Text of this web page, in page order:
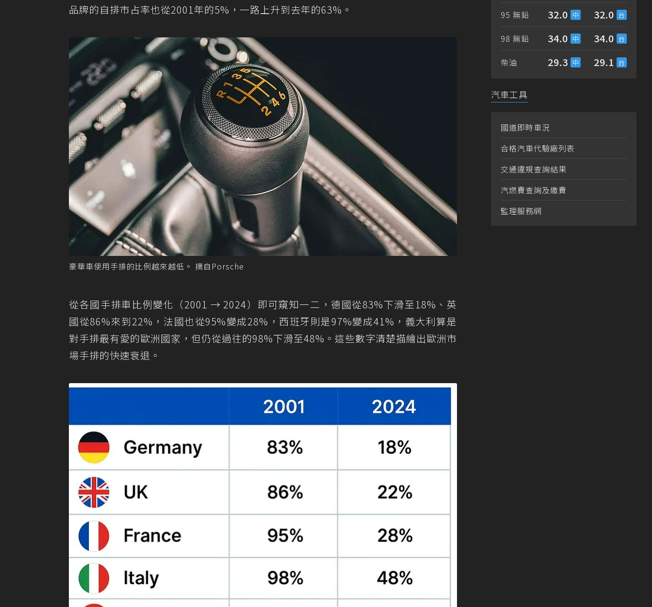
品牌的自排市占率也從2001年的5%，一路上升到去年的63%。
豪華車使用手排的比例越來越低。 摘自Porsche
從各國手排車比例變化（2001 → 2024）即可窺知一二，德國從83%下滑至18%、英
國從86%來到22%，法國也從95%變成28%，西班牙則是97%變成41%，義大利算是
對手排最有愛的歐洲國家，但仍從過往的98%下滑至48%。這些數字清楚描繪出歐洲市
場手排的快速衰退。
95 無鉛 32.0 32.0
98 無鉛 34.0 34.0
柴油 29.3 29.1
汽車工具
國道即時車況
合格汽車代驗廠列表
交通違規查詢結果
汽燃費查詢及繳費
監理服務網